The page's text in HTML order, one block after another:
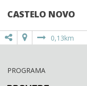
CASTELO NOVO
0,13km
PROGRAMA